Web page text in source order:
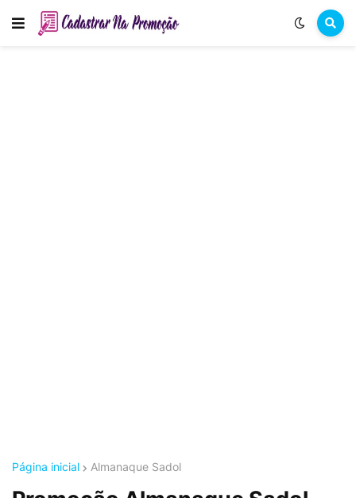
Página inicial Almanaque Sadol